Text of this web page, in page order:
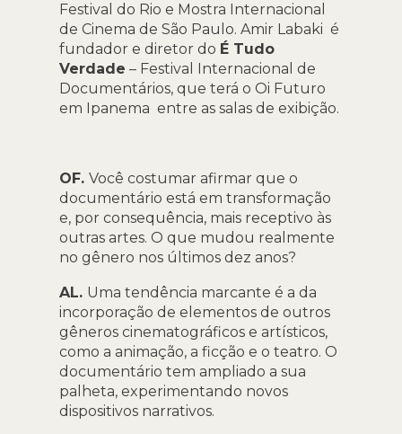
Festival do Rio e Mostra Internacional
de Cinema de São Paulo. Amir Labaki é
fundador e diretor do É Tudo
Verdade – Festival Internacional de
Documentários, que terá o Oi Futuro
em Ipanema entre as salas de exibição.
OF. Você costumar afirmar que o
documentário está em transformação
e, por consequência, mais receptivo às
outras artes. O que mudou realmente
no gênero nos últimos dez anos?
AL. Uma tendência marcante é a da
incorporação de elementos de outros
gêneros cinematográficos e artísticos,
como a animação, a ficção e o teatro. O
documentário tem ampliado a sua
palheta, experimentando novos
dispositivos narrativos.